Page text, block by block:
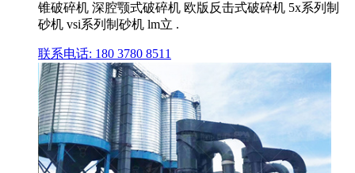
锥破碎机 深腔颚式破碎机 欧版反击式破碎机 5x系列制
砂机 vsi系列制砂机 lm立 .
联系电话: 180 3780 8511